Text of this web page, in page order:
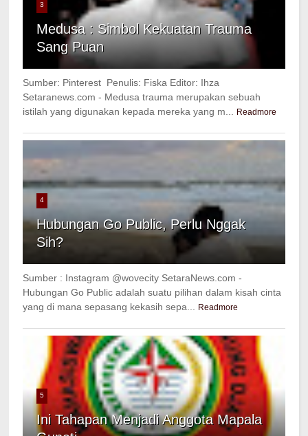
3
Medusa : Simbol Kekuatan Trauma
Sang Puan
Sumber: Pinterest Penulis: Fiska Editor: Ihza
Setaranews.com - Medusa trauma merupakan sebuah
istilah yang digunakan kepada mereka yang m...
Readmore
4
Hubungan Go Public, Perlu Nggak
Sih?
Sumber : Instagram @wovecity SetaraNews.com -
Hubungan Go Public adalah suatu pilihan dalam kisah cinta
yang di mana sepasang kekasih sepa...
Readmore
5
Ini Tahapan Menjadi Anggota Mapala